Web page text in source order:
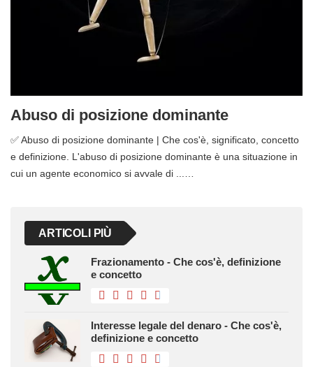
Abuso di posizione dominante
✅ Abuso di posizione dominante | Che cos'è, significato, concetto
e definizione. L'abuso di posizione dominante è una situazione in
cui un agente economico si avvale di ...…
ARTICOLI PIÙ
Frazionamento - Che cos'è, definizione
e concetto
Interesse legale del denaro - Che cos'è,
definizione e concetto